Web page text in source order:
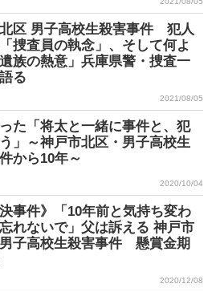
区 男子高校生殺害事件 犯人
捜査員の執念」、そして何よ
族の熱意」兵庫県警・捜査一
語る
2021/08/05
た「将太と一緒に事件と、犯
」～神戸市北区・男子高校生
から10年～
2020/10/04
決事件》「10年前と気持ち変わ
れないで」父は訴える 神戸市
子高校生殺害事件 懸賞金期
2020/12/08